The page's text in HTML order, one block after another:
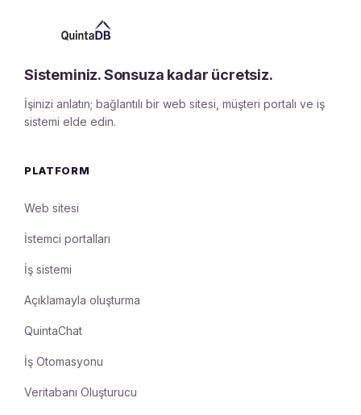
Sisteminiz. Sonsuza kadar ücretsiz.
İşinizi anlatın; bağlantılı bir web sitesi, müşteri portalı ve iş
sistemi elde edin.
PLATFORM
Web sitesi
İstemci portalları
İş sistemi
Açıklamayla oluşturma
QuintaChat
İş Otomasyonu
Veritabanı Oluşturucu